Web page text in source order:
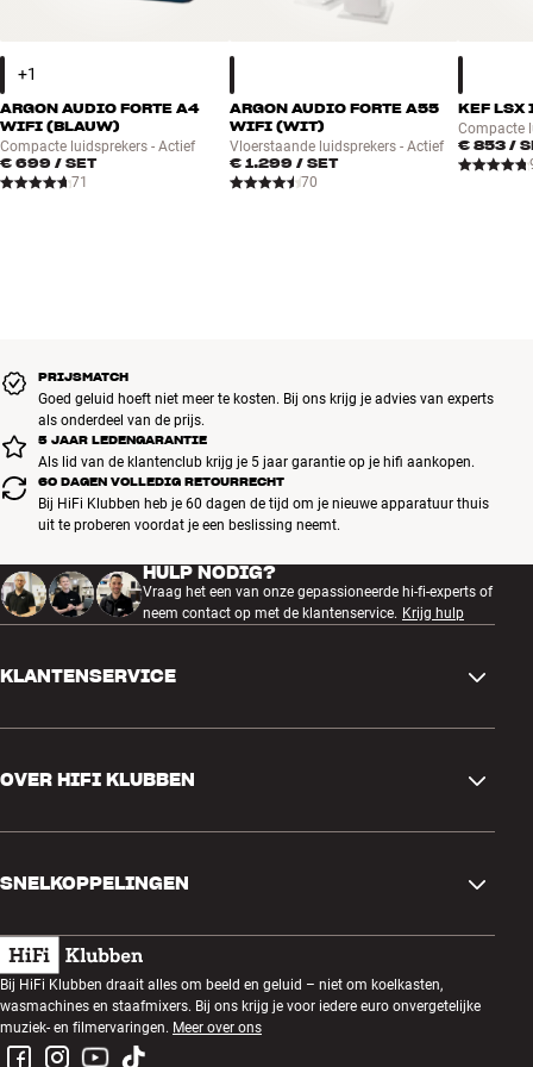
ARGON AUDIO FORTE A4
WIFI (BLAUW)
Compacte luidsprekers - Actief
€ 699 / SET
71
ARGON AUDIO FORTE A55
WIFI (WIT)
Vloerstaande luidsprekers - Actief
€ 1.299 / SET
70
KEF
Compacte
€ 853 /
PRIJSMATCH
Goed geluid hoeft niet meer te kosten. Bij ons krijg je advies van experts
als onderdeel van de prijs.
5 JAAR LEDENGARANTIE
Als lid van de klantenclub krijg je 5 jaar garantie op je hifi aankopen.
60 DAGEN VOLLEDIG RETOURRECHT
Bij HiFi Klubben heb je 60 dagen de tijd om je nieuwe apparatuur thuis
uit te proberen voordat je een beslissing neemt.
HULP NODIG?
Vraag het een van onze gepassioneerde hi-fi-experts of
neem contact op met de klantenservice. Krijg hulp
KLANTENSERVICE
Ruilen en retourneren
Bestelling herroepen
Algemene voorwaarden
Privacybeleid
OVER HIFI KLUBBEN
Klantenclub
Luisteravond
Prijsvragen
SNELKOPPELINGEN
Cadeaubonnen
Bouwen met geluid
Montage en installatie
Bij HiFi Klubben draait alles om beeld en geluid – niet om koelkasten,
wasmachines en staafmixers. Bij ons krijg je voor iedere euro onvergetelijke
muziek- en filmervaringen. Meer over ons